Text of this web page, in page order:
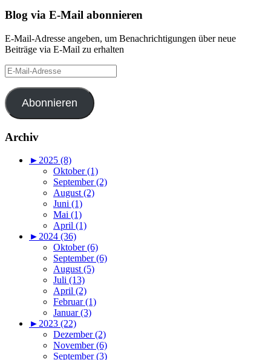
Blog via E-Mail abonnieren
E-Mail-Adresse angeben, um Benachrichtigungen über neue
Beiträge via E-Mail zu erhalten
E-
Mail-
Adresse
Abonnieren
Archiv
►2025 (8)
Oktober (1)
September (2)
August (2)
Juni (1)
Mai (1)
April (1)
►2024 (36)
Oktober (6)
September (6)
August (5)
Juli (13)
April (2)
Februar (1)
Januar (3)
►2023 (22)
Dezember (2)
November (6)
September (3)